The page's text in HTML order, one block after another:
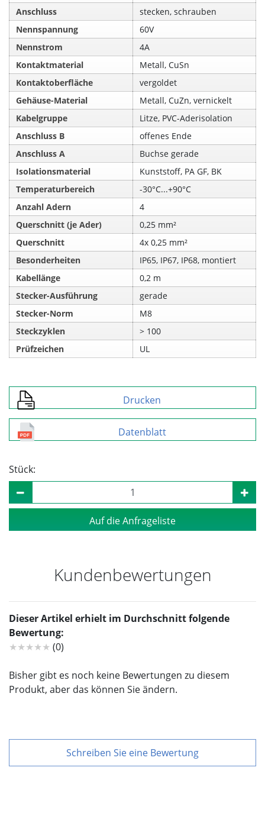
Anschluss
stecken, schrauben
Nennspannung
60V
Nennstrom
4A
Kontaktmaterial
Metall, CuSn
Kontaktoberfläche
vergoldet
Gehäuse-Material
Metall, CuZn, vernickelt
Kabelgruppe
Litze, PVC-Aderisolation
Anschluss B
offenes Ende
Anschluss A
Buchse gerade
Isolationsmaterial
Kunststoff, PA GF, BK
Temperaturbereich
-30°C...+90°C
Anzahl Adern
4
Querschnitt (je Ader)
0,25 mm²
Querschnitt
4x 0,25 mm²
Besonderheiten
IP65, IP67, IP68, montiert
Kabellänge
0,2 m
Stecker-Ausführung
gerade
Stecker-Norm
M8
Steckzyklen
> 100
Prüfzeichen
UL
Drucken
Datenblatt
Stück:
Auf die Anfrageliste
Kundenbewertungen
Dieser Artikel erhielt im Durchschnitt folgende
Bewertung:
★★★★★ (0)
Bisher gibt es noch keine Bewertungen zu diesem
Produkt, aber das können Sie ändern.
Schreiben Sie eine Bewertung